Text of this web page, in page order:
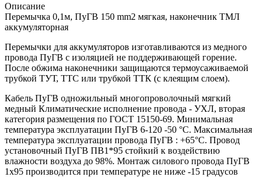
Описание
Перемычка 0,1м, ПуГВ 150 mm2 мягкая, наконечник ТМЛ
аккумуляторная
Перемычки для аккумуляторов изготавливаются из медного
провода ПуГВ с изоляцией не поддерживающей горение.
После обжима наконечники защищаются термоусаживаемой
трубкой ТУТ, ТТС или трубкой ТТК (с клеящим слоем).
Кабель ПуГВ одножильный многопроволочный мягкий
медный Климатические исполнение провода - УХЛ, вторая
категория размещения по ГОСТ 15150-69. Минимальная
температура эксплуатации ПуГВ 6-120 -50 °С. Максимальная
температура эксплуатации провода ПуГВ : +65°С. Провод
установочный ПуГВ ПВ1*95 стойкий к воздействию
влажности воздуха до 98%. Монтаж силового провода ПуГВ
1х95 производится при температуре не ниже -15 градусов